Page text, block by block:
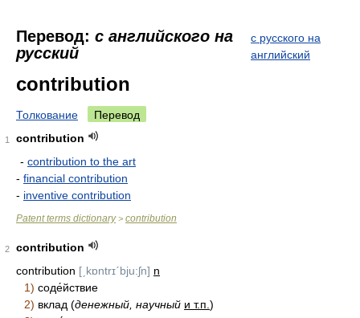
Перевод: с английского на
русский
с русского на
английский
contribution
Толкование Перевод
1
contribution
- contribution to the art
- financial contribution
- inventive contribution
Patent terms dictionary> contribution
2
contribution
contribution [ˏkɒntrɪˊbju:ʃn] n
1) соде́йствие
2) вклад (денежный, научный и т.п. )